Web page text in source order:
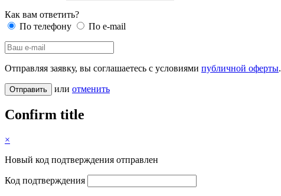
Как вам ответить?
По телефону
По e-mail
Отправляя заявку, вы соглашаетесь с условиями публичной оферты.
или отменить
Confirm title
×
Новый код подтверждения отправлен
Код подтверждения